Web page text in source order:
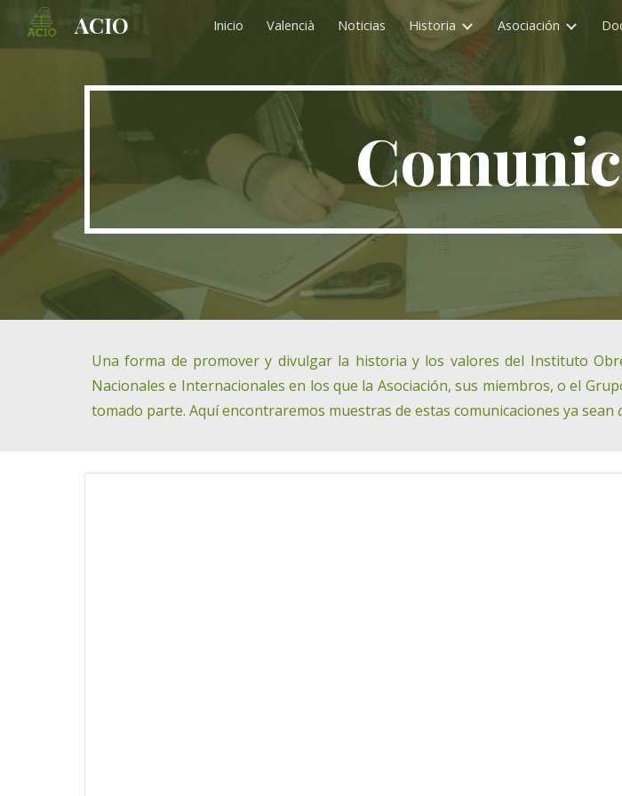
Skip to main content
ACIO Inicio Valencià Noticias Historia Asociación
Una forma de promover y divulgar la historia y los valores del Instituto
Nacionales e Internacionales en los que la Asociación, sus miembros, o el
tomado parte. Aquí encontraremos muestras de estas comunicaciones ya sean